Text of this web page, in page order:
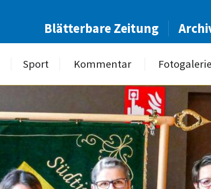
Blätterbare Zeitung
Sport Kommentar Fotogalerie